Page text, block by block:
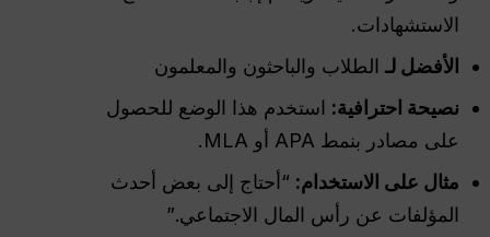
الاستشهادات.
الأفضل لـ الطلاب والباحثون والمعلمون
نصيحة احترافية: استخدم هذا الوضع للحصول
على مصادر بنمط APA أو MLA.
مثال على الاستخدام: “أحتاج إلى بعض أحدث
المؤلفات عن رأس المال الاجتماعي.”